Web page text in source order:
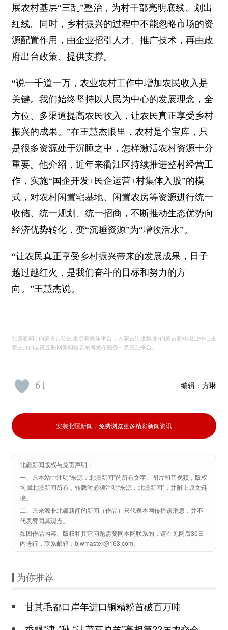
展农村基层“三乱”整治，为村干部亮明底线、划出
红线。同时，乡村振兴的过程中不能忽略市场的资
源配置作用，由企业招引人才、推广技术，再由政
府出台政策、提供支撑。
“说一千道一万，农业农村工作中增加农民收入是
关键。我们始终坚持以人民为中心的发展理念，全
方位、多渠道提高农民收入，让农民真正享受乡村
振兴的成果。”在王慧杰眼里，农村是个宝库，只
是很多资源处于沉睡之中，怎样激活农村资源十分
重要。他介绍，近年来衢江区持续推进整村经营工
作，实施“国企开发+民企运营+村集体入股”的模
式，对农村闲置宅基地、闲置农房等资源进行统一
收储、统一规划、统一招商，不断推动生态优势向
经济优势转化，变“沉睡资源”为“增收活水”。
“让农民真正享受乡村振兴带来的发展成果，日子
越过越红火，是我们奋斗的目标和努力的方
向。”王慧杰说。
北疆新闻 | 内蒙古自治区重点新媒体平台，内蒙古出版集团•内蒙古新华报业中心主
管主办的国家互联网新闻信息采编发布服务一类资质平台。
编辑： 方琳
61
安装北疆新闻，免费浏览更多精彩新闻资讯
北疆新闻版权与免责声明：
一、凡本站中注明“来源：北疆新闻”的所有文字、图片和音视频，版权
均属北疆新闻所有，转载时必须注明“来源：北疆新闻”，并附上原文链
接。
二、凡来源非北疆新闻的新闻（作品）只代表本网传播该消息，并不
代表赞同其观点。
如因作品内容、版权和其它问题需要同本网联系的，请在见网后30日
内进行，联系邮箱：bjwmaster@163.com。
为你推荐
甘其毛都口岸年进口铜精粉首破百万吨